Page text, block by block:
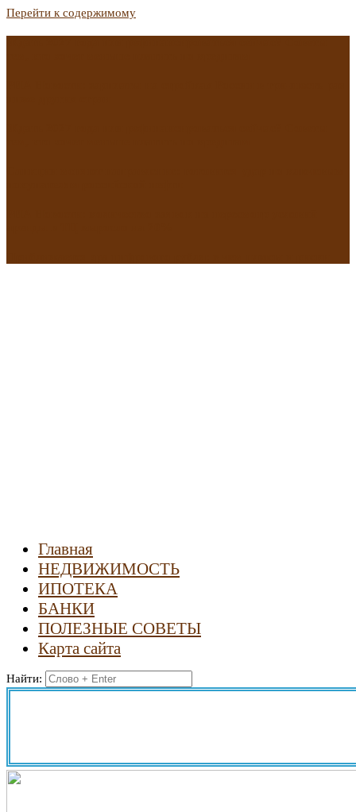
Перейти к содержимому
Главная
НЕДВИЖИМОСТЬ
ИПОТЕКА
БАНКИ
ПОЛЕЗНЫЕ СОВЕТЫ
Карта сайта
Найти: